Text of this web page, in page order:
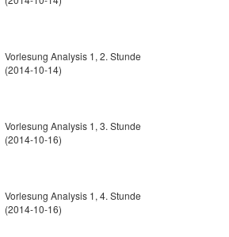
Vorlesung Analysis 1, 2. Stunde
(2014-10-14)
Vorlesung Analysis 1, 3. Stunde
(2014-10-16)
Vorlesung Analysis 1, 4. Stunde
(2014-10-16)